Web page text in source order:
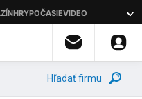
Hľadať firmu